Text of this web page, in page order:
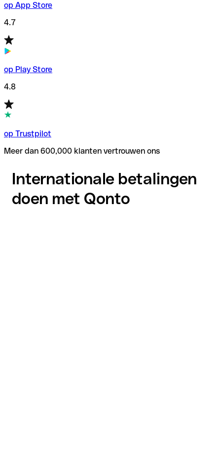
op App Store
4.7
op Play Store
4.8
op Trustpilot
Meer dan 600,000 klanten vertrouwen ons
Internationale betalingen
doen met Qonto